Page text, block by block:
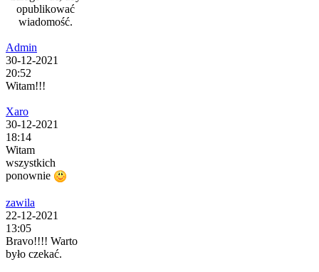
opublikować
wiadomość.
Admin
30-12-2021
20:52
Witam!!!
Xaro
30-12-2021
18:14
Witam
wszystkich
ponownie
zawila
22-12-2021
13:05
Bravo!!!! Warto
było czekać.